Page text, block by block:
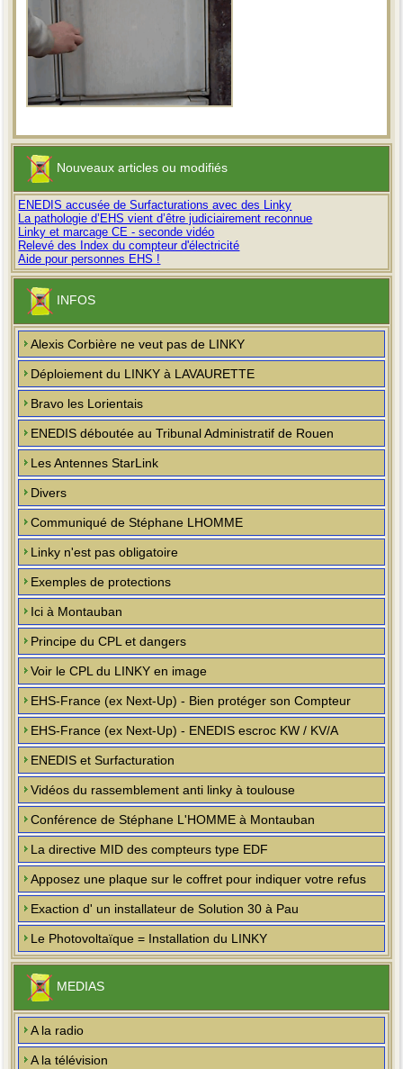
Nouveaux articles ou modifiés
ENEDIS accusée de Surfacturations avec des Linky
La pathologie d’EHS vient d’être judiciairement reconnue
Linky et marcage CE - seconde vidéo
Relevé des Index du compteur d'électricité
Aide pour personnes EHS !
INFOS
Alexis Corbière ne veut pas de LINKY
Déploiement du LINKY à LAVAURETTE
Bravo les Lorientais
ENEDIS déboutée au Tribunal Administratif de Rouen
Les Antennes StarLink
Divers
Communiqué de Stéphane LHOMME
Linky n'est pas obligatoire
Exemples de protections
Ici à Montauban
Principe du CPL et dangers
Voir le CPL du LINKY en image
EHS-France (ex Next-Up) - Bien protéger son Compteur
EHS-France (ex Next-Up) - ENEDIS escroc KW / KV/A
ENEDIS et Surfacturation
Vidéos du rassemblement anti linky à toulouse
Conférence de Stéphane L'HOMME à Montauban
La directive MID des compteurs type EDF
Apposez une plaque sur le coffret pour indiquer votre refus
Exaction d' un installateur de Solution 30 à Pau
Le Photovoltaïque = Installation du LINKY
MEDIAS
A la radio
A la télévision